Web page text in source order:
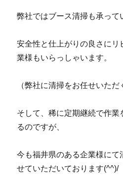
弊社ではブース清掃も承って
安全性と仕上がりの良さにリ
業様もいらっしゃいます。
（弊社に清掃をお任せいただ
そして、稀に定期継続で作業
るのですが、
今も福井県のある企業様にて
せていただいております(^^)/